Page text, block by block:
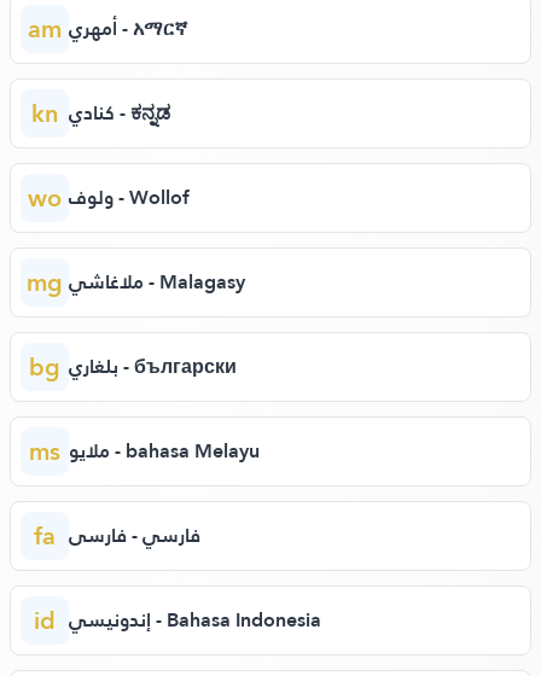
am أمهري - አማርኛ
kn كنادي - ಕನ್ನಡ
wo ولوف - Wollof
mg ملاغاشي - Malagasy
bg بلغاري - български
ms ملايو - bahasa Melayu
fa فارسي - فارسی
id إندونيسي - Bahasa Indonesia